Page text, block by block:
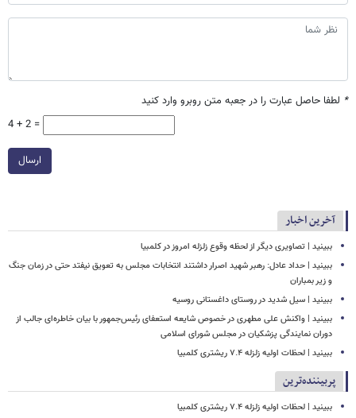
* لطفا حاصل عبارت را در جعبه متن روبرو وارد کنید
4 + 2 =
ارسال
آخرین اخبار
ببینید | تصاویری دیگر از لحظه وقوع زلزله امروز در کلمبیا
ببینید | حداد عادل: رهبر شهید اصرار داشتند انتخابات مجلس به تعویق نیفتد حتی در زمان جنگ
و زیر بمباران
ببینید | سیل شدید در روستای داغستانی روسیه
ببینید | واکنش علی مطهری در خصوص شایعه استعفای رئیس‌جمهور با بیان خاطره‌ای جالب از
دوران نمایندگی پزشکیان در مجلس شورای اسلامی
ببینید | لحظات اولیه زلزله ۷.۴ ریشتری کلمبیا
پربیننده‌ترین
ببینید | لحظات اولیه زلزله ۷.۴ ریشتری کلمبیا